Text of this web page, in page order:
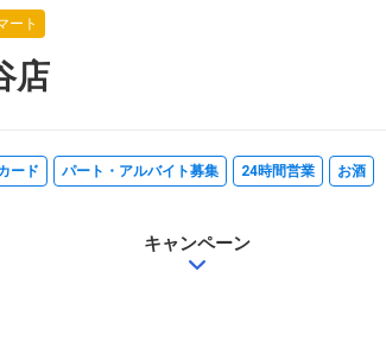
ート
店
ード パート・アルバイト募集 24時間営業 お酒
キャンペーン